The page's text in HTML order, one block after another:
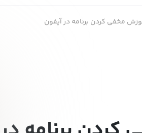
مخفی کردن برنامه در آیفون